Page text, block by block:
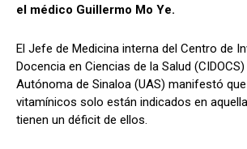
el médico Guillermo Mo Ye.
El Jefe de Medicina interna del Centro de
Docencia en Ciencias de la Salud
Autónoma de Sinaloa (UAS) manifestó
vitamínicos solo están indicados en
tienen un déficit de ellos.